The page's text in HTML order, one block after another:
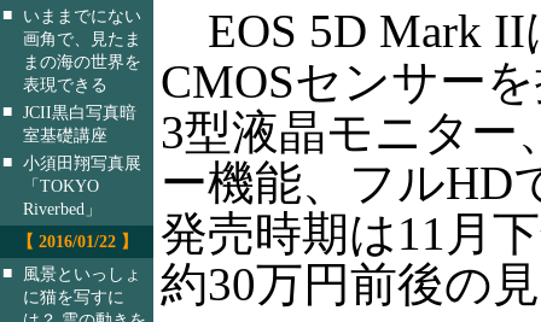
■
いままでにない
画角で、見たま
まの海の世界を
表現できる
■ JCII黒白写真暗
室基礎講座
■ 小須田翔写真展
「TOKYO
Riverbed」
【 2016/01/22 】
■
風景といっしょ
に猫を写すに
EOS 5D Mark II
CMOSセンサー
3型液晶モニター
ー機能、フルHD
発売時期は11月
約30万円前後の